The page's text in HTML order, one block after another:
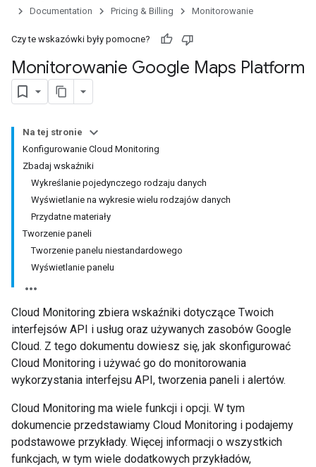
Documentation
Pricing & Billing Monitorowanie
Czy te wskazówki były pomocne?
Monitorowanie Google Maps Platform
Na tej stronie
Konfigurowanie Cloud Monitoring
Zbadaj wskaźniki
Wykreślanie pojedynczego rodzaju danych
Wyświetlanie na wykresie wielu rodzajów danych
Przydatne materiały
Tworzenie paneli
Tworzenie panelu niestandardowego
Wyświetlanie panelu
Cloud Monitoring zbiera wskaźniki dotyczące Twoich
interfejsów API i usług oraz używanych zasobów Google
Cloud. Z tego dokumentu dowiesz się, jak skonfigurować
Cloud Monitoring i używać go do monitorowania
wykorzystania interfejsu API, tworzenia paneli i alertów.
Cloud Monitoring ma wiele funkcji i opcji. W tym
dokumencie przedstawiamy Cloud Monitoring i podajemy
podstawowe przykłady. Więcej informacji o wszystkich
funkcjach, w tym wiele dodatkowych przykładów,